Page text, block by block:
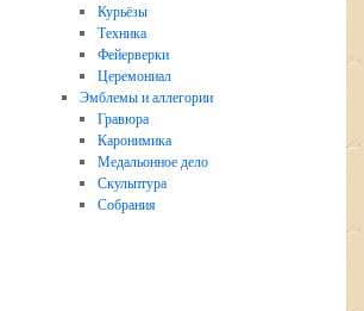
Курьёзы
Техника
Фейерверки
Церемониал
Эмблемы и аллегории
Гравюра
Каронимика
Медальонное дело
Скульптура
Собрания